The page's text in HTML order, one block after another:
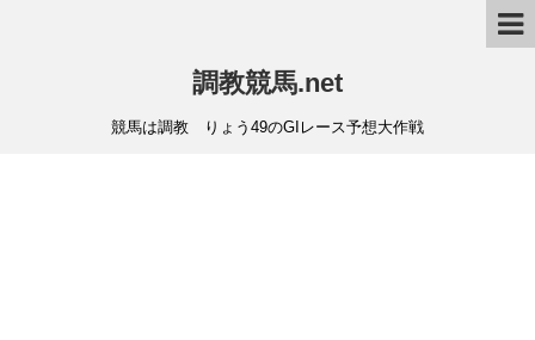
調教競馬.net
競馬は調教 りょう49のGIレース予想大作戦